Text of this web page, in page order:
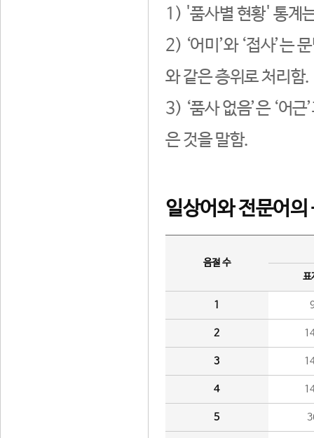
1) '품사별 현황' 통계
2) ‘어미’와 ‘접사’는
와 같은 층위로 처리함.
3) ‘품사 없음’은 ‘어
은 것을 말함.
일상어와 전문어의
음절 수
표
1
2
3
4
5